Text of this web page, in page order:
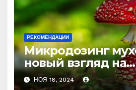
РЕКОМЕНДАЦИИ
Микродозинг
новый взгляд на
психоделику
НОЯ 18, 2024